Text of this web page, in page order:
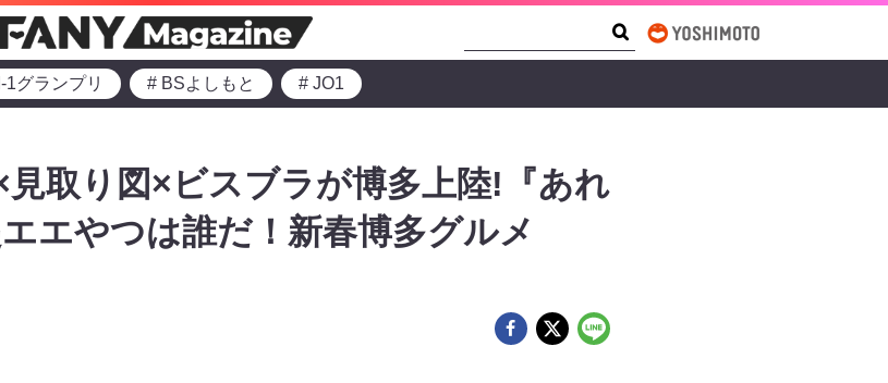
1グランプリ # BSよしもと # JO1
取り図×ビスブラが博多上陸!『あれ
エやつは誰だ！新春博多グルメ